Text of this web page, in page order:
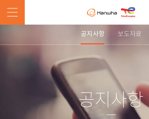
공지사항 보도자료
공지사항